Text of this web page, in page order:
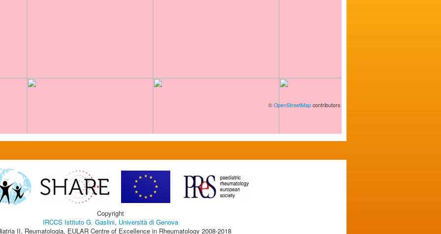
© OpenStreetMap contributors
Copyright
IRCCS Istituto G. Gaslini, Università di Genova
II, Reumatologia, EULAR Centre of Excellence in Rheumatology 2008-2018